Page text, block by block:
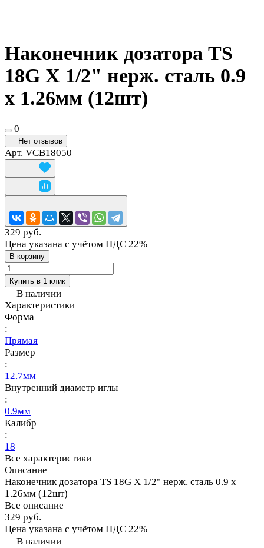
Наконечник дозатора TS
18G X 1/2" нерж. сталь 0.9
x 1.26мм (12шт)
0
Нет отзывов
Арт. VCB18050
329 руб.
Цена указана с учётом НДС 22%
В корзину
Купить в 1 клик
В наличии
Характеристики
Форма
:
Прямая
Размер
:
12.7мм
Внутренний диаметр иглы
:
0.9мм
Калибр
:
18
Все характеристики
Описание
Наконечник дозатора TS 18G X 1/2" нерж. сталь 0.9 x
1.26мм (12шт)
Все описание
329 руб.
Цена указана с учётом НДС 22%
В наличии